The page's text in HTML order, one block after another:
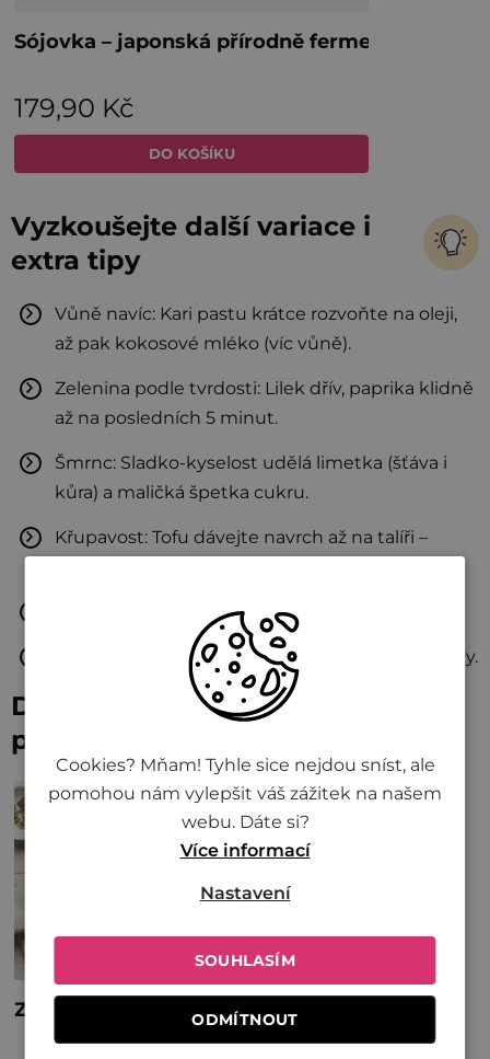
Vyzkoušejte další variace i
extra tipy
Vůně navíc: Kari pastu krátce rozvoňte na oleji,
až pak kokosové mléko (víc vůně).
Zelenina podle tvrdosti: Lilek dřív, paprika klidně
až na posledních 5 minut.
Šmrnc: Sladko-kyselost udělá limetka (šťáva i
kůra) a maličká špetka cukru.
Křupavost: Tofu dávejte navrch až na talíři –
Varianta: Místo rýže bún nudle.
Extra krémové: Navrch lžička kokosové smetany.
Další recepty s kari
pastami
Cookies? Mňam! Tyhle sice nejdou sníst, ale
pomohou nám vylepšit váš zážitek na našem
webu. Dáte si?
Více informací
SOUHLASÍM
ODMÍTNOUT
Nastavení